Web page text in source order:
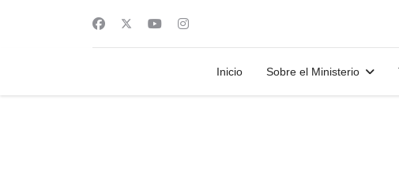
Inicio Sobre el Ministerio